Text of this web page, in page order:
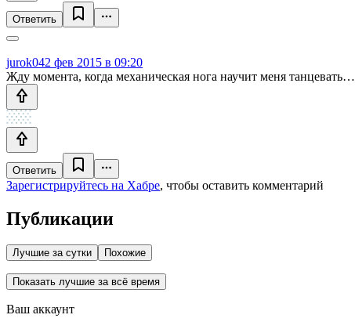
Ответить
jurok042 фев 2015 в 09:20
Жду момента, когда механическая нога научит меня танцевать…
Ответить
Зарегистрируйтесь на Хабре, чтобы оставить комментарий
Публикации
Лучшие за сутки Похожие
Показать лучшие за всё время
Ваш аккаунт